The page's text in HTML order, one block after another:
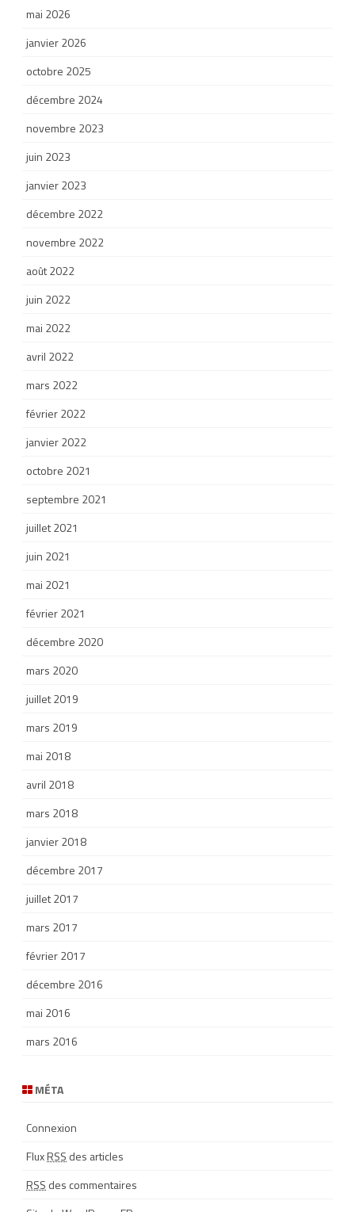
mai 2026
janvier 2026
octobre 2025
décembre 2024
novembre 2023
juin 2023
janvier 2023
décembre 2022
novembre 2022
août 2022
juin 2022
mai 2022
avril 2022
mars 2022
février 2022
janvier 2022
octobre 2021
septembre 2021
juillet 2021
juin 2021
mai 2021
février 2021
décembre 2020
mars 2020
juillet 2019
mars 2019
mai 2018
avril 2018
mars 2018
janvier 2018
décembre 2017
juillet 2017
mars 2017
février 2017
décembre 2016
mai 2016
mars 2016
MÉTA
Connexion
FluxRSS des articles
RSS des commentaires